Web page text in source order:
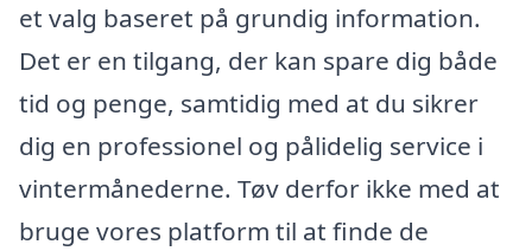
et valg baseret på grundig information.
Det er en tilgang, der kan spare dig både
tid og penge, samtidig med at du sikrer
dig en professionel og pålidelig service i
vintermånederne. Tøv derfor ikke med at
bruge vores platform til at finde de